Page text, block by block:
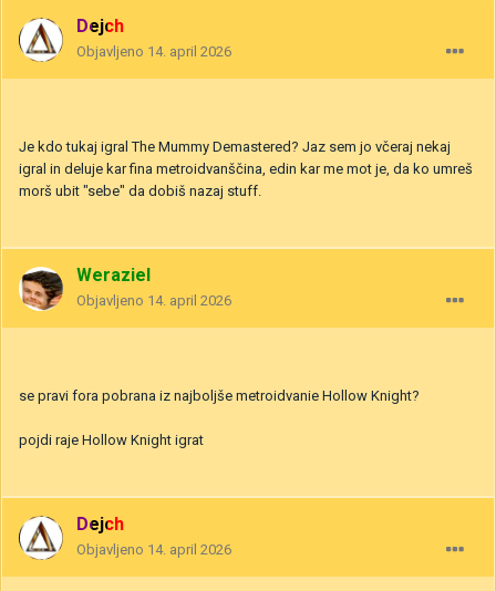
Dejch
Objavljeno 14. april 2026
Je kdo tukaj igral The Mummy Demastered? Jaz sem jo včeraj nekaj
igral in deluje kar fina metroidvanščina, edin kar me mot je, da ko umreš
morš ubit "sebe" da dobiš nazaj stuff.
Weraziel
Objavljeno 14. april 2026
se pravi fora pobrana iz najboljše metroidvanie Hollow Knight?
pojdi raje Hollow Knight igrat
Dejch
Objavljeno 14. april 2026